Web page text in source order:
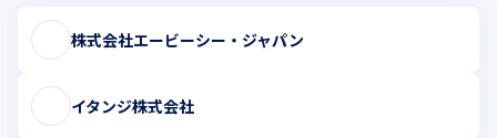
株式会社エービーシー・ジャパン
イタンジ株式会社